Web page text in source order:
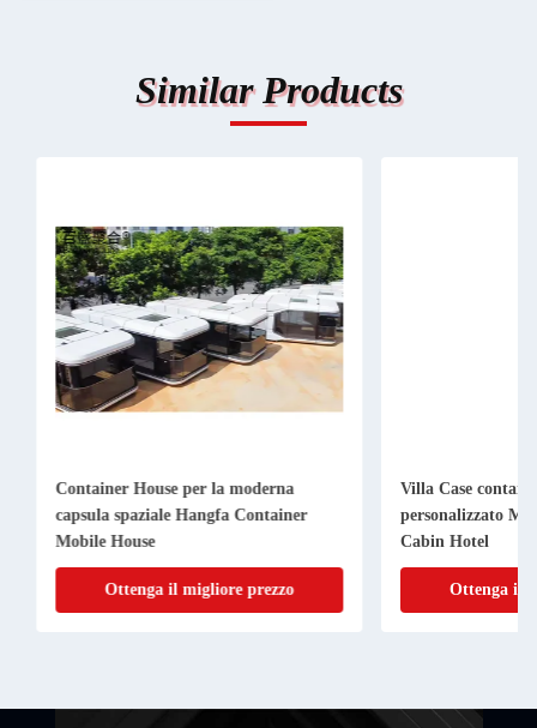
Similar Products
Container House per la moderna
capsula spaziale Hangfa Container
Mobile House
Ottenga il migliore prezzo
Villa Case
personalizzato
Cabin Hotel
Ottenga il